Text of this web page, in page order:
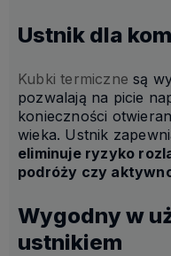
Ustnik dla
Kubki termiczne są
pozwalają na picie
konieczności
wieka. Ustnik
eliminuje ryzyko
podróży czy
Wygodny w
ustnikiem